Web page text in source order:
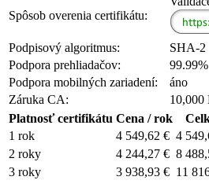
Spôsob overenia certifikátu:
Podpisový algoritmus:
SHA-2
Podpora prehliadačov:
99.99%
Podpora mobilných zariadení:
áno
Záruka CA:
10,000
Platnosť certifikátu Cena / rok
1 rok
4 549,62 € 4
2 roky
4 244,27 € 8
3 roky
3 938,93 € 11